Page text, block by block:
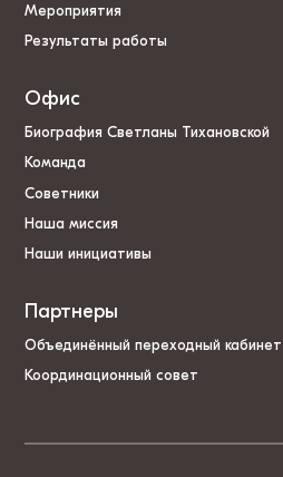
Мероприятия
Результаты работы
Офис
Биография Светланы Тихановской
Команда
Советники
Наша миссия
Наши инициативы
Партнеры
Объединённый переходный кабинет
Координационный совет